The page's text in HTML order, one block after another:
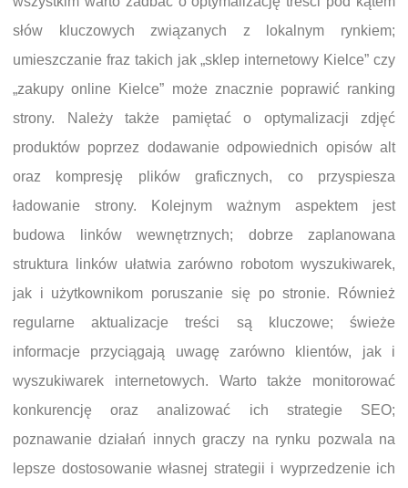
słów kluczowych związanych z lokalnym rynkiem;
umieszczanie fraz takich jak „sklep internetowy Kielce” czy
„zakupy online Kielce” może znacznie poprawić ranking
strony. Należy także pamiętać o optymalizacji zdjęć
produktów poprzez dodawanie odpowiednich opisów alt
oraz kompresję plików graficznych, co przyspiesza
ładowanie strony. Kolejnym ważnym aspektem jest
budowa linków wewnętrznych; dobrze zaplanowana
struktura linków ułatwia zarówno robotom wyszukiwarek,
jak i użytkownikom poruszanie się po stronie. Również
regularne aktualizacje treści są kluczowe; świeże
informacje przyciągają uwagę zarówno klientów, jak i
wyszukiwarek internetowych. Warto także monitorować
konkurencję oraz analizować ich strategie SEO;
poznawanie działań innych graczy na rynku pozwala na
lepsze dostosowanie własnej strategii i wyprzedzenie ich